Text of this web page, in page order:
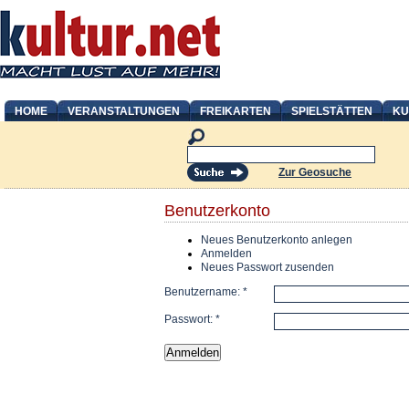
HOME VERANSTALTUNGEN FREIKARTEN SPIELSTÄTTEN
Zur Geosuche
Benutzerkonto
Neues Benutzerkonto anlegen
Anmelden
Neues Passwort zusenden
Benutzername: *
Passwort: *